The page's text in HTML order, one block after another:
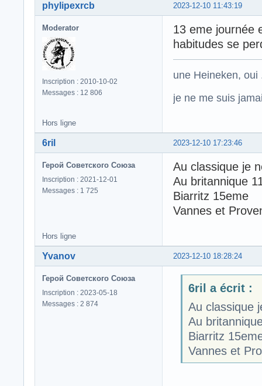
2023-12-10 11:43:19
phylipexrcb
Moderator
Inscription : 2010-10-02
Messages : 12 806
13 eme journée
habitudes se
une Heineken,
je ne me suis
Hors ligne
2023-12-10 17:23:46
6ril
Герой Советского Союза
Inscription : 2021-12-01
Messages : 1 725
Au classique je
Au britannique
Biarritz 15eme
Vannes et
Hors ligne
2023-12-10 18:28:24
Yvanov
Герой Советского Союза
Inscription : 2023-05-18
Messages : 2 874
6ril a écrit :
Au classique
Au
Biarritz
Vannes et